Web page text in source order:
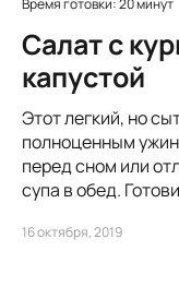
Время готовки: 20 минут
Салат с
капустой
Этот легкий, но
полноценным
перед сном или
супа в обед.
16 октября, 2019